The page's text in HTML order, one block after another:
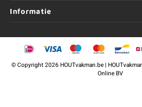
Informatie
©Copyright2026 HOUTvakman.be |
Online BV